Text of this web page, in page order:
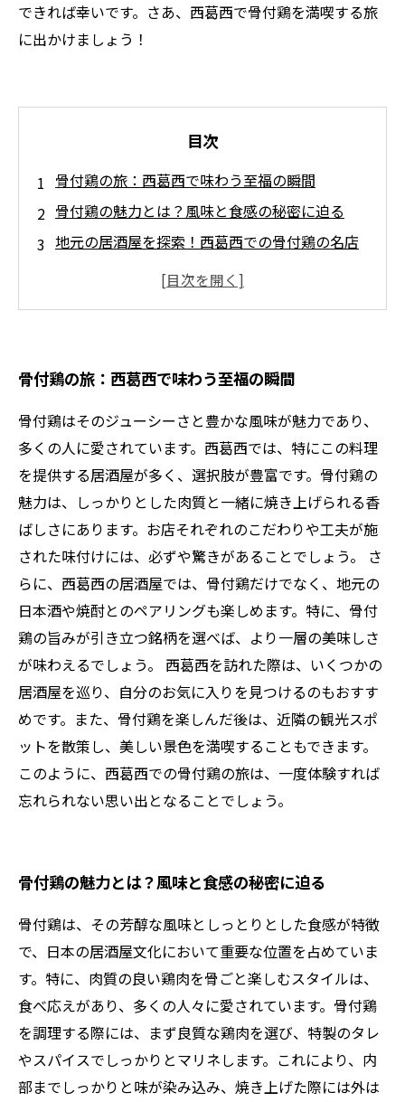
できれば幸いです。さあ、西葛西で骨付鶏を満喫する旅
に出かけましょう！
目次
骨付鶏の旅：西葛西で味わう至福の瞬間
骨付鶏の魅力とは？風味と食感の秘密に迫る
地元の居酒屋を探索！西葛西での骨付鶏の名店
ポット
家族や友人と楽しむ骨付鶏の楽しみ方
西葛西の穴場居酒屋で見つけた最高の骨付鶏体
験
骨付鶏の旅：西葛西で味わう至福の瞬間
骨付鶏はそのジューシーさと豊かな風味が魅力であり、
多くの人に愛されています。西葛西では、特にこの料理
を提供する居酒屋が多く、選択肢が豊富です。骨付鶏の
魅力は、しっかりとした肉質と一緒に焼き上げられる香
ばしさにあります。お店それぞれのこだわりや工夫が施
された味付けには、必ずや驚きがあることでしょう。 さ
らに、西葛西の居酒屋では、骨付鶏だけでなく、地元の
日本酒や焼酎とのペアリングも楽しめます。特に、骨付
鶏の旨みが引き立つ銘柄を選べば、より一層の美味しさ
が味わえるでしょう。 西葛西を訪れた際は、いくつかの
居酒屋を巡り、自分のお気に入りを見つけるのもおすす
めです。また、骨付鶏を楽しんだ後は、近隣の観光スポ
ットを散策し、美しい景色を満喫することもできます。
このように、西葛西での骨付鶏の旅は、一度体験すれば
忘れられない思い出となることでしょう。
骨付鶏の魅力とは？風味と食感の秘密に迫る
骨付鶏は、その芳醇な風味としっとりとした食感が特徴
で、日本の居酒屋文化において重要な位置を占めていま
す。特に、肉質の良い鶏肉を骨ごと楽しむスタイルは、
食べ応えがあり、多くの人々に愛されています。骨付鶏
を調理する際には、まず良質な鶏肉を選び、特製のタレ
やスパイスでしっかりとマリネします。これにより、内
部までしっかりと味が染み込み、焼き上げた際には外は